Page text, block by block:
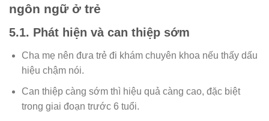
ngôn ngữ ở trẻ
5.1. Phát hiện và can thiệp sớm
Cha mẹ nên đưa trẻ đi khám chuyên khoa nếu thấy dấu
hiệu chậm nói.
Can thiệp càng sớm thì hiệu quả càng cao, đặc biệt
trong giai đoạn trước 6 tuổi.